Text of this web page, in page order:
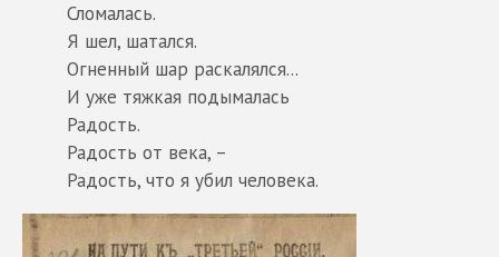
Сломалась.
Я шел, шатался.
Огненный шар раскалялся...
И уже тяжкая подымалась
Радость.
Радость от века, –
Радость, что я убил человека.